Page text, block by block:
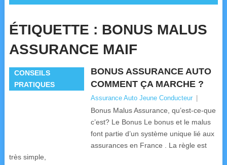
ÉTIQUETTE : BONUS MALUS
ASSURANCE MAIF
CONSEILS
PRATIQUES
BONUS ASSURANCE AUTO
COMMENT ÇA MARCHE ?
Assurance Auto Jeune Conducteur
Bonus Malus Assurance, qu’est-ce-que
c’est? Le Bonus Le bonus et le malus
font partie d’un système unique lié aux
assurances en France . La règle est
très simple,